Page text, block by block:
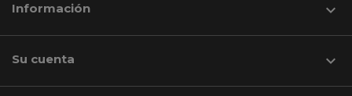
Información 
Su cuenta 